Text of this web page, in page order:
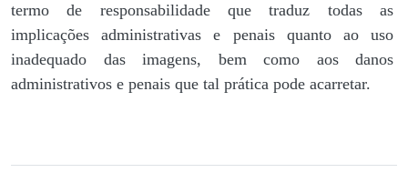
termo de responsabilidade que traduz todas as
implicações administrativas e penais quanto ao uso
inadequado das imagens, bem como aos danos
administrativos e penais que tal prática pode acarretar.